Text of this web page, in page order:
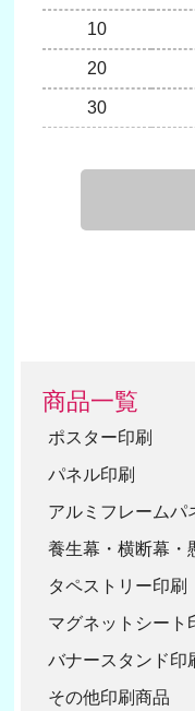
10
20
30
商品一覧
ポスター印刷
パネル印刷
アルミフレームパ
養生幕・横断幕・
タペストリー印刷
マグネットシート
バナースタンド印
その他印刷商品